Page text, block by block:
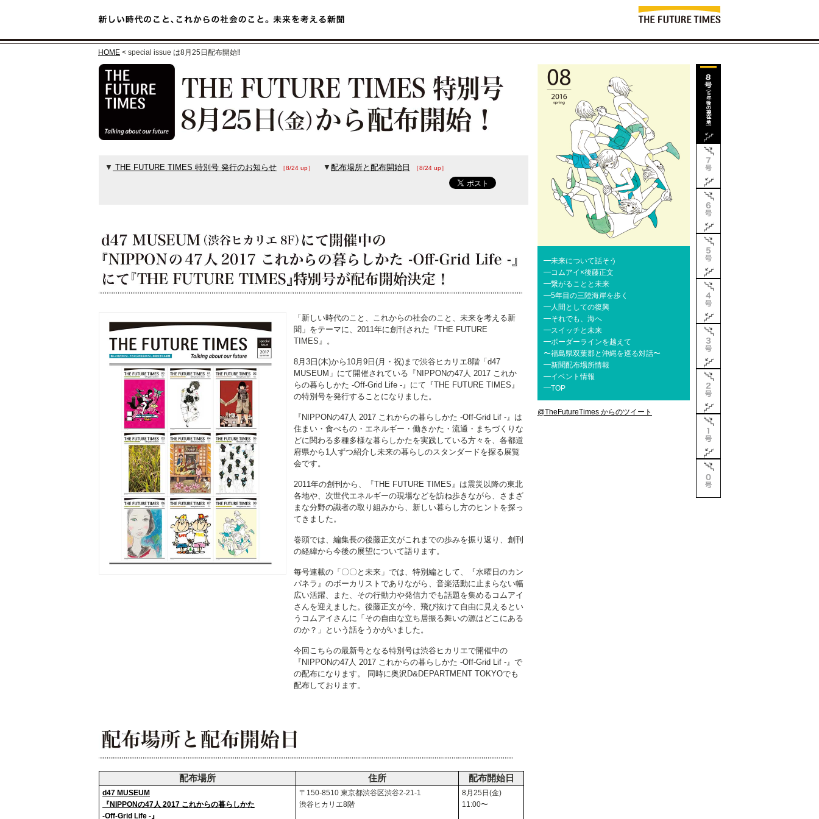
HOME < special issue は8月25日配布開始‼︎
▼ THE FUTURE TIMES 特別号 発行のお知らせ ［8/24 up］ ▼ 配布場所と配布開始日 ［8/24 up］
「新しい時代のこと、これからの社会のこと、未来を考える新
聞」をテーマに、2011年に創刊された『THE FUTURE
TIMES』。
8月3日(木)から10月9日(月・祝)まで渋谷ヒカリエ8階「d47
MUSEUM」にて開催されている『NIPPONの47人 2017 これか
らの暮らしかた -Off-Grid Life -』にて『THE FUTURE TIMES』
の特別号を発行することになりました。
『NIPPONの47人 2017 これからの暮らしかた -Off-Grid Lif -』は
住まい・食べもの・エネルギー・働きかた・流通・まちづくりな
どに関わる多種多様な暮らしかたを実践している方々を、各都道
府県から1人ずつ紹介し未来の暮らしのスタンダードを探る展覧
会です。
2011年の創刊から、『THE FUTURE TIMES』は震災以降の東北
各地や、次世代エネルギーの現場などを訪ね歩きながら、さまざ
まな分野の識者の取り組みから、新しい暮らし方のヒントを探っ
てきました。
巻頭では、編集長の後藤正文がこれまでの歩みを振り返り、創刊
の経緯から今後の展望について語ります。
毎号連載の「〇〇と未来」では、特別編として、『水曜日のカン
パネラ』のボーカリストでありながら、音楽活動に止まらない幅
広い活躍、また、その行動力や発信力でも話題を集めるコムアイ
さんを迎えました。後藤正文が今、飛び抜けて自由に見えるとい
うコムアイさんに「その自由な立ち居振る舞いの源はどこにある
のか？」という話をうかがいました。
今回こちらの最新号となる特別号は渋谷ヒカリエで開催中の
『NIPPONの47人 2017 これからの暮らしかた -Off-Grid Lif -』で
の配布になります。 同時に奥沢D&DEPARTMENT TOKYOでも
配布しております。
配布場所 住所 配布開始日
d47 MUSEUM
『NIPPONの47人 2017 これからの暮らしかた
-Off-Grid Life -』
〒150-8510 東京都渋谷区渋谷2-21-1
渋谷ヒカリエ8階
8月25日(金)
11:00〜
━未来について話そう
━コムアイ×後藤正文
━繋がることと未来
━5年目の三陸海岸を歩く
━人間としての復興
━それでも、海へ
━スイッチと未来
━ボーダーラインを越えて
〜福島県双葉郡と沖縄を巡る対話〜
━新聞配布場所情報
━イベント情報
━TOP
@TheFutureTimes からのツイート